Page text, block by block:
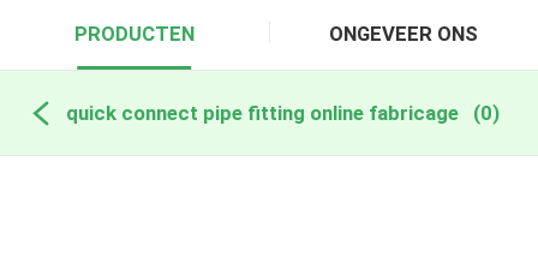
PRODUCTEN ONGEVEER ONS
quick connect pipe fitting online fabricage (0)